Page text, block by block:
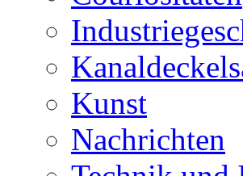
Kunst
Nachrichten